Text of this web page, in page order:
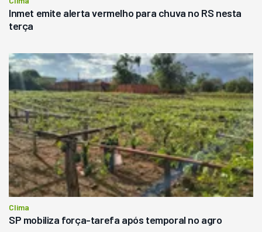
Inmet emite alerta vermelho para chuva no RS nesta
terça
Clima
SP mobiliza força-tarefa após temporal no agro